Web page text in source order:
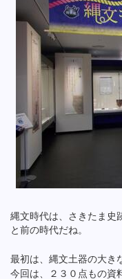
縄文時代は、さきたま史
と前の時代だね。
最初は、縄文土器の大き
今回は、２３０点もの資